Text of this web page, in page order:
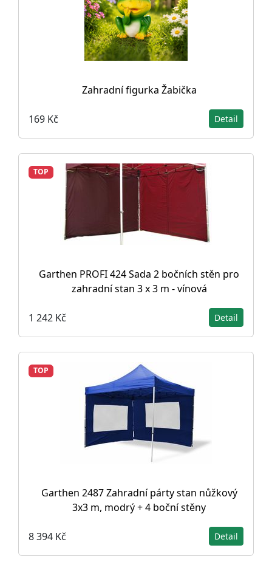
Zahradní figurka Žabička
169 Kč Detail
TOP
Garthen PROFI 424 Sada 2 bočních stěn pro
zahradní stan 3 x 3 m - vínová
1 242 Kč Detail
TOP
Garthen 2487 Zahradní párty stan nůžkový
3x3 m, modrý + 4 boční stěny
8 394 Kč Detail